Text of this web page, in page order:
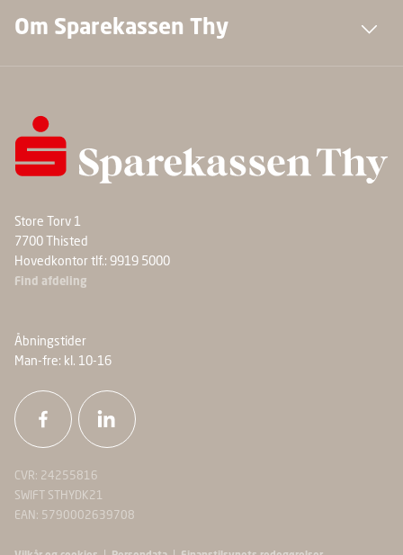
Om Sparekassen Thy
Store Torv 1
7700 Thisted
Hovedkontor tlf.: 9919 5000
Find afdeling
Åbningstider
Man-fre: kl. 10-16
CVR: 24255816
SWIFT STHYDK21
EAN: 5790002639708